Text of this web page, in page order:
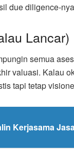
due diligence-
Lancar)
semua
valuasi. Kalau
tapi tetap
Kerjasama